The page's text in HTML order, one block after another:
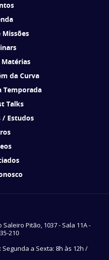
Missões
da Curva
Temporada
Talks
/ Estudos
Saleiro Pitão, 1037 - Sala 11A -
210
Segunda a Sexta: 8h às 12h /